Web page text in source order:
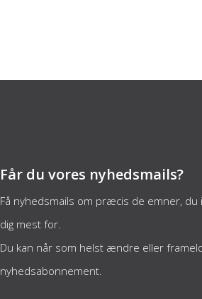
Får du vores nyhedsmails?
Få nyhedsmails om præcis de emner,
dig mest for.
Du kan når som helst ændre eller
nyhedsabonnement.